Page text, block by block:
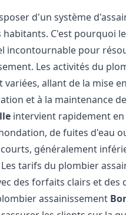
d'un système
C'est pourquoi
incontournable pour
Les activités du
allant de la mise
et à la maintenance
intervient rapidement
de fuites d'eau
généralement
tarifs du plombier
des forfaits clairs et des
assainissement